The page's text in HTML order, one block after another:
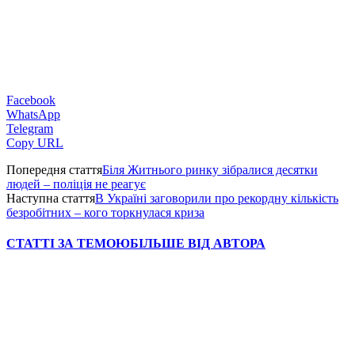
Facebook
WhatsApp
Telegram
Copy URL
Попередня статтяБіля Житнього ринку зібралися десятки
людей – поліція не реагує
Наступна статтяВ Україні заговорили про рекордну кількість
безробітних – кого торкнулася криза
СТАТТІ ЗА ТЕМОЮБІЛЬШЕ ВІД АВТОРА